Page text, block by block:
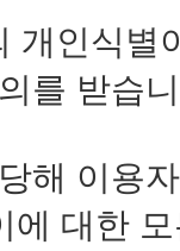
개인식별
를 받습
해 이용
에 대한